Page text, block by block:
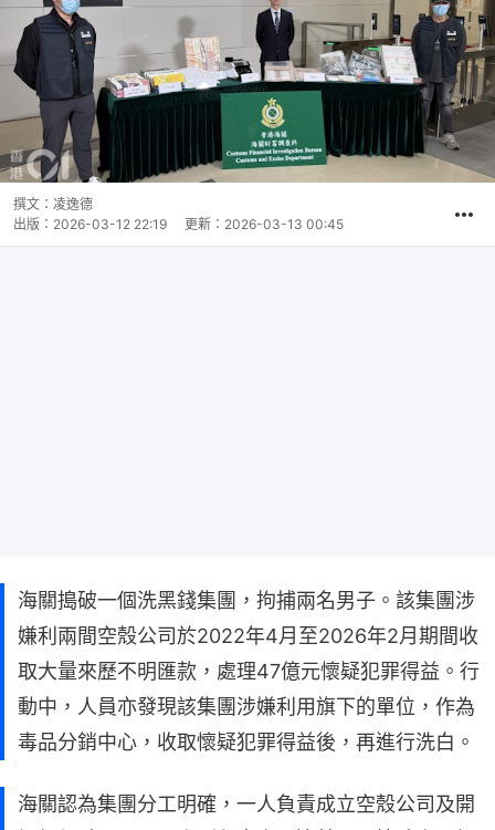
撰文： 凌逸德
出版： 2026-03-12 22:19 更新： 2026-03-13 00:45
海關搗破一個洗黑錢集團，拘捕兩名男子。該集團涉
嫌利兩間空殼公司於2022年4月至2026年2月期間收
取大量來歷不明匯款，處理47億元懷疑犯罪得益。行
動中，人員亦發現該集團涉嫌利用旗下的單位，作為
毒品分銷中心，收取懷疑犯罪得益後，再進行洗白。
海關認為集團分工明確，一人負責成立空殼公司及開